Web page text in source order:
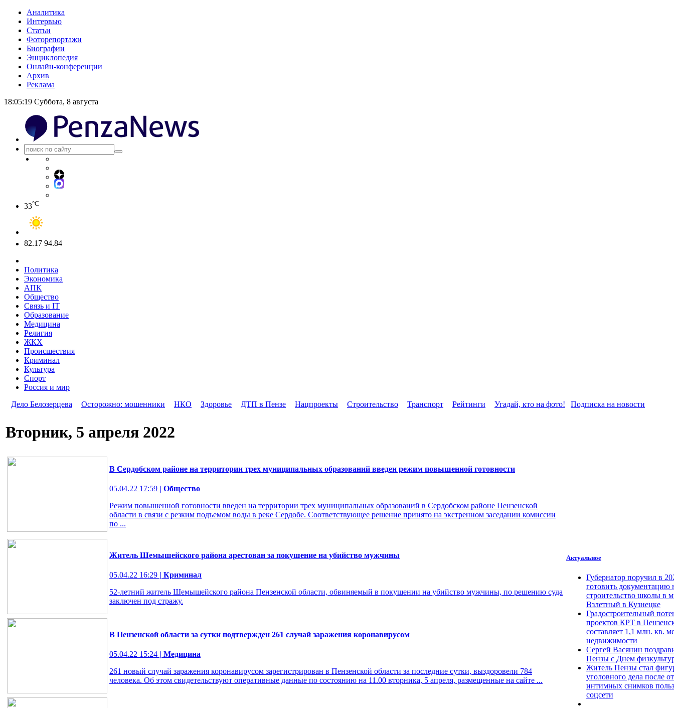
Аналитика
Интервью
Статьи
Фоторепортажи
Биографии
Энциклопедия
Онлайн-конференции
Архив
Реклама
18:05:20 Суббота, 8 августа
33°C
82.17 94.84
Политика
Экономика
АПК
Общество
Связь и IT
Образование
Медицина
Религия
ЖКХ
Происшествия
Криминал
Культура
Спорт
Россия и мир
Дело Белозерцева
Осторожно: мошенники НКО Здоровье ДТП в Пензе Нацпроекты Строительство Транспорт Рейтинги Угадай, кто на фото! Подписка на новости
Вторник, 5 апреля 2022
В Сердобском районе на территории трех муниципальных образований введен режим повышенной готовности
05.04.22 17:59 | Общество
Режим повышенной готовности введен на территории трех муниципальных образований в Сердобском районе Пензенской
области в связи с резким подъемом воды в реке Сердобе. Соответствующее решение принято на экстренном заседании комиссии
по ...
Житель Шемышейского района арестован за покушение на убийство мужчины
05.04.22 16:29 | Криминал
52-летний житель Шемышейского района Пензенской области, обвиняемый в покушении на убийство мужчины, по решению суда
заключен под стражу.
В Пензенской области за сутки подтвержден 261 случай заражения коронавирусом
05.04.22 15:24 | Медицина
261 новый случай заражения коронавирусом зарегистрирован в Пензенской области за последние сутки, выздоровели 784
человека. Об этом свидетельствуют оперативные данные по состоянию на 11.00 вторника, 5 апреля, размещенные на сайте ...
Актуальное
Губернатор поручил в
готовить документацию
строительство школы в
Взлетный в Кузнецке
Градостроительный
проектов КРТ в
составляет 1,1 млн. кв.
недвижимости
Сергей Васянин
Пензы с Днем
Житель Пензы стал
уголовного дела после
интимных снимков
соцсети